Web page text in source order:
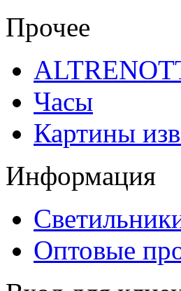
Прочее
Часы
Картины
Информация
Оптовые